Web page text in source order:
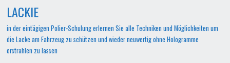
LACKIE
in der eintägigen Polier-Schulung erlernen Sie alle Techniken und Möglichkeiten um
die Lacke am Fahrzeug zu schützen und wieder neuwertig ohne Hologramme
erstrahlen zu lassen